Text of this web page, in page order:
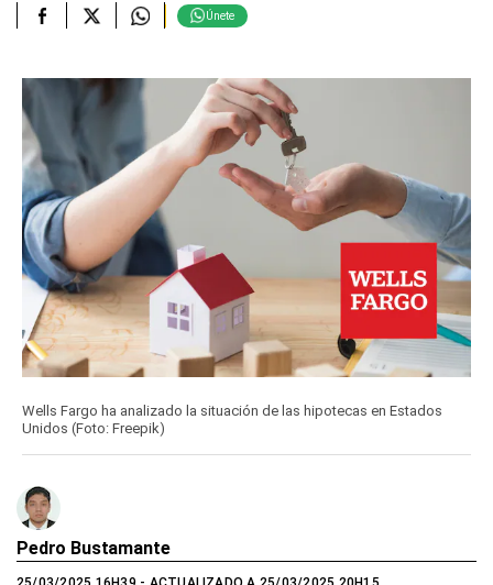
Únete
Wells Fargo ha analizado la situación de las hipotecas en Estados
Unidos (Foto: Freepik)
Pedro Bustamante